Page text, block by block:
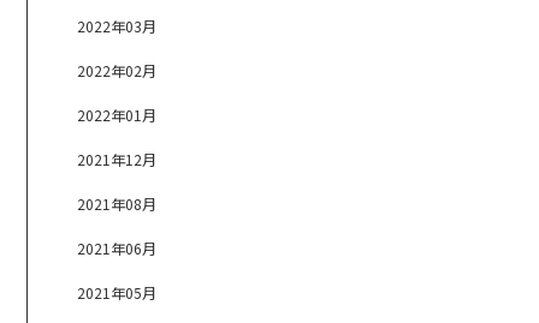
2022年03月
2022年02月
2022年01月
2021年12月
2021年08月
2021年06月
2021年05月